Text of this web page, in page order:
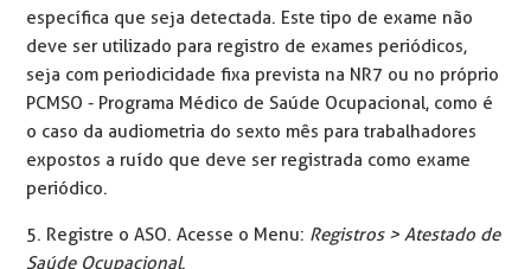
específica que seja detectada. Este tipo de exame não
deve ser utilizado para registro de exames periódicos,
seja com periodicidade fixa prevista na NR7 ou no próprio
PCMSO - Programa Médico de Saúde Ocupacional, como é
o caso da audiometria do sexto mês para trabalhadores
expostos a ruído que deve ser registrada como exame
periódico.
5. Registre o ASO. Acesse o Menu: Registros > Atestado de
Saúde Ocupacional.